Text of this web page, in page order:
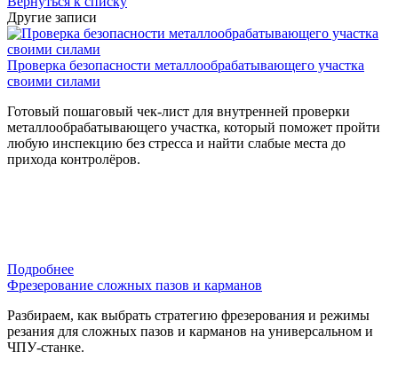
Другие записи
Проверка безопасности металлообрабатывающего участка
своими силами
Готовый пошаговый чек-лист для внутренней проверки
металлообрабатывающего участка, который поможет пройти
любую инспекцию без стресса и найти слабые места до
прихода контролёров.
Подробнее
Фрезерование сложных пазов и карманов
Разбираем, как выбрать стратегию фрезерования и режимы
резания для сложных пазов и карманов на универсальном и
ЧПУ-станке.